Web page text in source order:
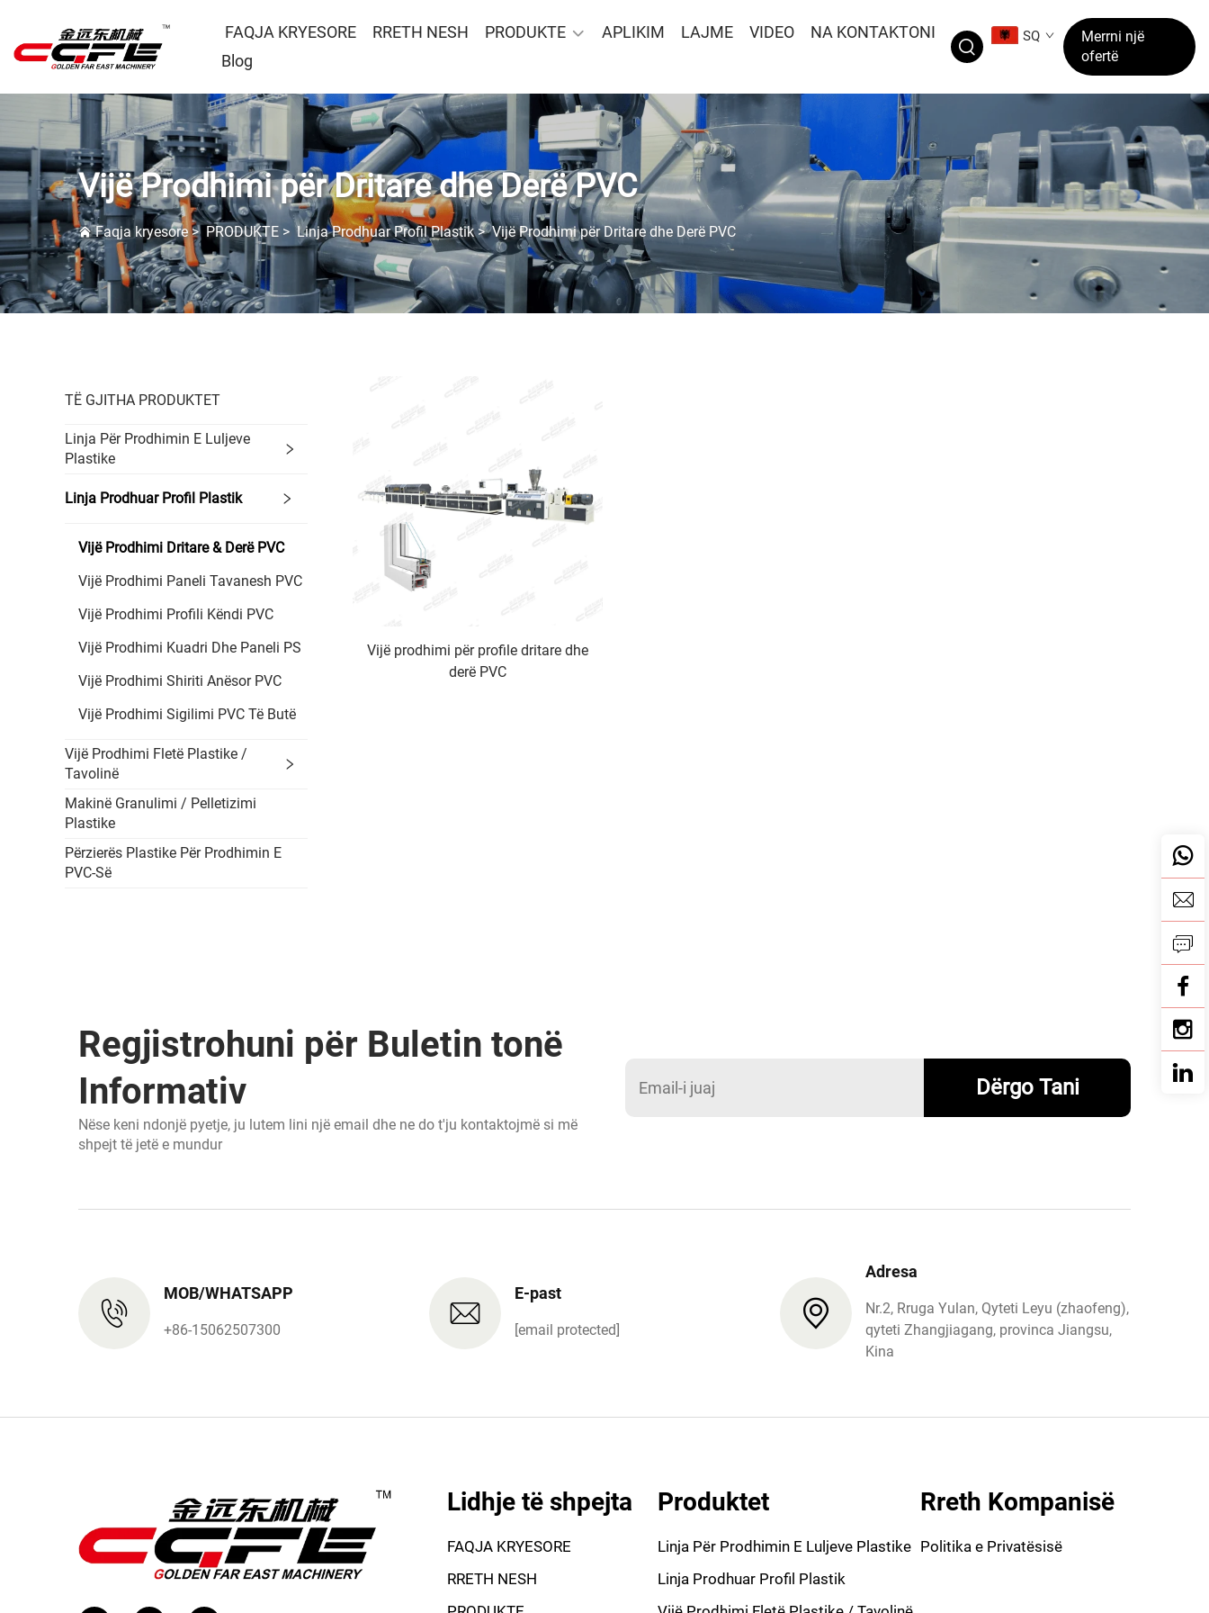
FAQJA KRYESORE RRETH NESH PRODUKTE APLIKIM LAJME VIDEO
NA KONTAKTONI
Blog
SQ
Merrni një
ofertë
Vijë Prodhimi për Dritare dhe Derë PVC
Faqja kryesore> PRODUKTE >Linja Prodhuar Profil Plastik>Vijë Prodhimi për Dritare dhe Derë PVC
TË GJITHA PRODUKTET
Linja Për Prodhimin E Luljeve
Plastike
Linja Prodhuar Profil Plastik
Vijë Prodhimi Dritare & Derë PVC
Vijë Prodhimi Paneli Tavanesh PVC
Vijë Prodhimi Profili Këndi PVC
Vijë Prodhimi Kuadri Dhe Paneli PS
Vijë Prodhimi Shiriti Anësor PVC
Vijë Prodhimi Sigilimi PVC Të Butë
Vijë Prodhimi Fletë Plastike /
Tavolinë
Makinë Granulimi / Pelletizimi
Plastike
Përzierës Plastike Për Prodhimin E
PVC-Së
Vijë prodhimi për profile dritare dhe
derë PVC
Regjistrohuni për Buletin tonë
Informativ
Nëse keni ndonjë pyetje, ju lutem lini një email dhe ne do t'ju kontaktojmë si më
shpejt të jetë e mundur
Dërgo Tani
MOB/WHATSAPP
+86-15062507300
E-past
[email protected]
Adresa
Nr.2, Rruga Yulan, Qyteti Leyu (zhaofeng),
qyteti Zhangjiagang, provinca Jiangsu,
Kina
Lidhje të shpejta
FAQJA KRYESORE
RRETH NESH
Produktet
Linja Për Prodhimin E Luljeve Plastike
Linja Prodhuar Profil Plastik
Rreth Kompanisë
Politika e Privatësisë